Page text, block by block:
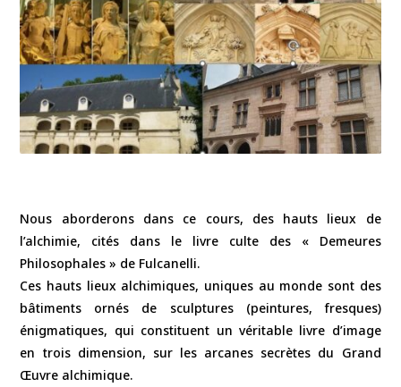
Nous aborderons dans ce cours, des hauts lieux de
l’alchimie, cités dans le livre culte des « Demeures
Philosophales » de Fulcanelli.
Ces hauts lieux alchimiques, uniques au monde sont des
bâtiments ornés de sculptures (peintures, fresques)
énigmatiques, qui constituent un véritable livre d’image
en trois dimension, sur les arcanes secrètes du Grand
Œuvre alchimique.